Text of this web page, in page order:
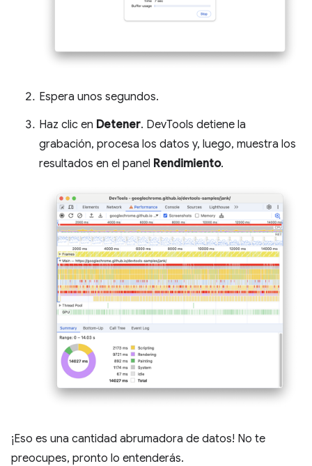
Espera unos segundos.
Haz clic en Detener. DevTools detiene la
grabación, procesa los datos y, luego, muestra los
resultados en el panel Rendimiento.
¡Eso es una cantidad abrumadora de datos! No te
preocupes, pronto lo entenderás.